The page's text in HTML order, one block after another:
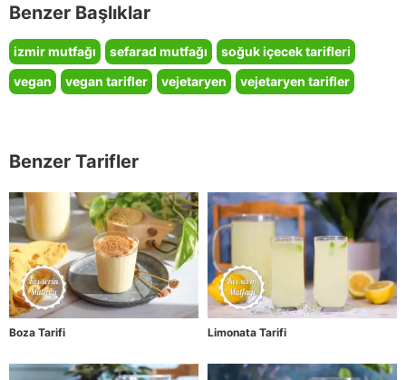
Benzer Başlıklar
izmir mutfağı sefarad mutfağı
soğuk içecek tarifleri
vegan
vegan tarifler vejetaryen vejetaryen tarifler
Benzer Tarifler
Boza Tarifi Limonata Tarifi